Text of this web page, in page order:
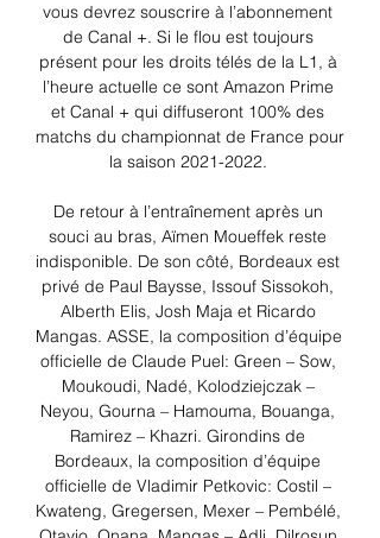
vous devrez souscrire à l’abonnement
de Canal +. Si le flou est toujours
présent pour les droits télés de la L1, à
l’heure actuelle ce sont Amazon Prime
et Canal + qui diffuseront 100% des
matchs du championnat de France pour
la saison 2021-2022.
De retour à l’entraînement après un
souci au bras, Aïmen Moueffek reste
indisponible. De son côté, Bordeaux est
privé de Paul Baysse, Issouf Sissokoh,
Alberth Elis, Josh Maja et Ricardo
Mangas. ASSE, la composition d’équipe
officielle de Claude Puel: Green – Sow,
Moukoudi, Nadé, Kolodziejczak –
Neyou, Gourna – Hamouma, Bouanga,
Ramirez – Khazri. Girondins de
Bordeaux, la composition d’équipe
officielle de Vladimir Petkovic: Costil –
Kwateng, Gregersen, Mexer – Pembélé,